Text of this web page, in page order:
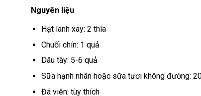
Nguyên liệu
Hạt lanh xay: 2 thìa
Chuối chín: 1 quả
Dâu tây: 5-6 quả
Sữa hạnh nhân hoặc sữa tươi không đường:
Đá viên: tùy thích